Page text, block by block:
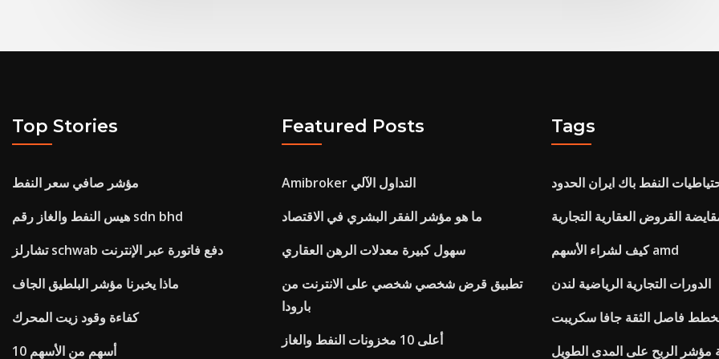
Top Stories
مؤشر صافي سعر النفط
هيس النفط والغاز رقم sdn bhd
تشارلز schwab دفع فاتورة عبر الإنترنت
ماذا يخبرنا مؤشر البلطيق الجاف
كفاءة وقود زيت المحرك
10 أسهم من الأسهم
Featured Posts
Amibroker التداول الآلي
ما هو مؤشر الفقر البشري في الاقتصاد
سهول كبيرة معدلات الرهن العقاري
تطبيق قرض شخصي شخصي على الانترنت من
بارودا
أعلى 10 مخزونات النفط والغاز
Tags
النفط باك ايران الحدود
القروض العقارية التجارية
كيف لشراء الأسهم amd
الدورات التجارية الرياضية لندن
فاصل الثقة جافا سكريبت
مؤشر الربح على المدى الطويل